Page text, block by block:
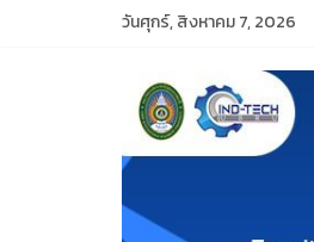
วันศุกร์, สิงหาคม 7, 2026